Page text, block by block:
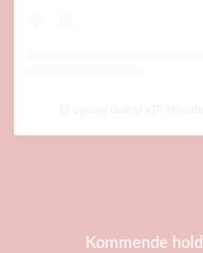
Kommende